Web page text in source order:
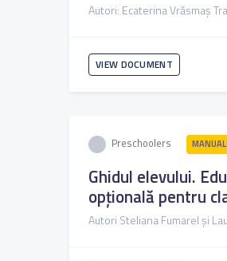
Autori: Ecaterina Vrăsmaș
VIEW DOCUMENT
Preschoolers
Ghidul elevului.
opțională pentru
Autori Steliana Fumarel și